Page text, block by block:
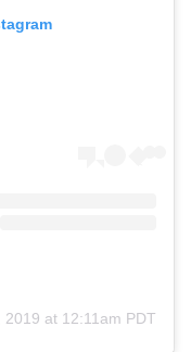
2019 at 12:11am PDT